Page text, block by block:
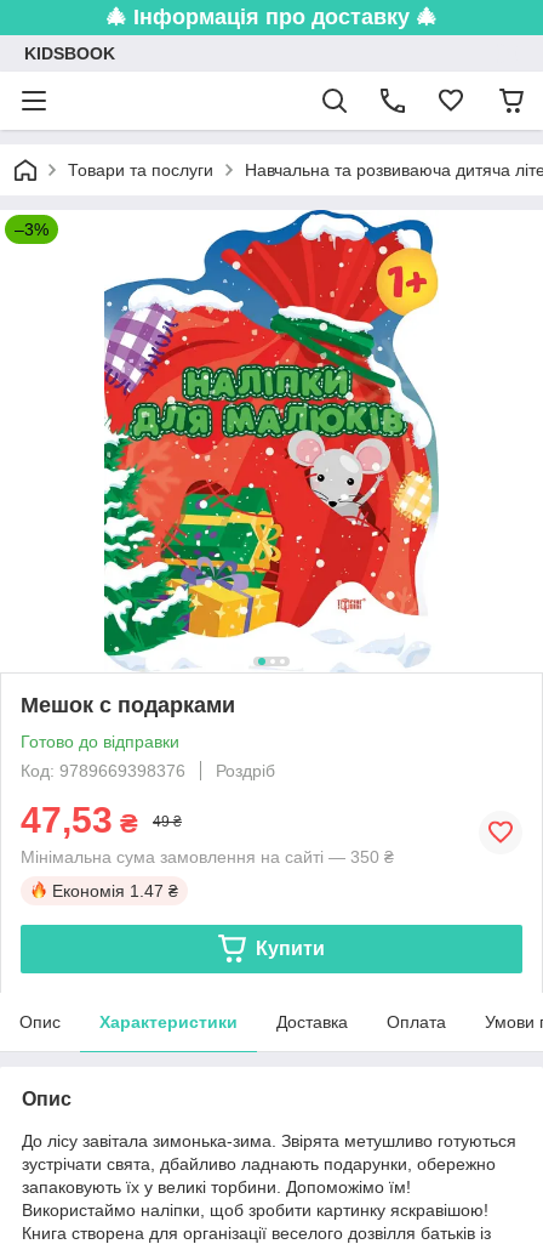
🎄 Інформація про доставку 🎄
KIDSBOOK
Товари та послуги Навчальна та розвиваюча дитяча
–3%
Мешок с подарками
Готово до відправки
Код: 9789669398376
Роздріб
47,53 ₴ 49 ₴
Мінімальна сума замовлення на сайті — 350 ₴
Економія 1.47 ₴
Купити
Опис Характеристики Доставка Оплата Умови
Опис
До лісу завітала зимонька-зима. Звірята метушливо готуються
зустрічати свята, дбайливо ладнають подарунки, обережно
запаковують їх у великі торбини. Допоможімо їм!
Використаймо наліпки, щоб зробити картинку яскравішою!
Книга створена для організації веселого дозвілля батьків із